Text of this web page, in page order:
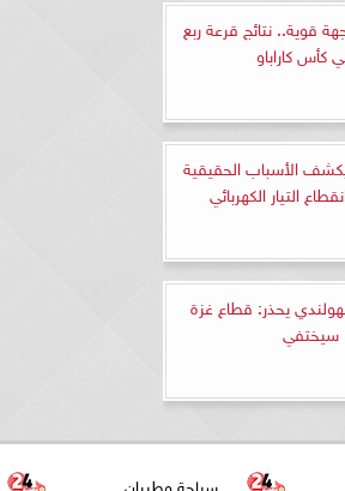
قوية.. نتائج قرعة ربع
كأس كاراباو
الأسباب الحقيقية
التيار الكهربائي
يحذر: قطاع غزة
سيختفي
سياحة وطيران